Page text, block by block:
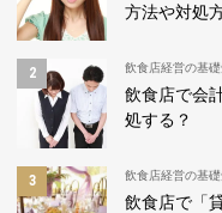
方法や対処
飲食店経営の基礎
飲食店で会
処する？
飲食店経営の基礎
飲食店で「